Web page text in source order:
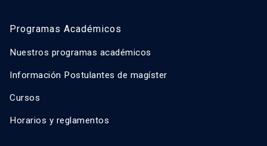
Programas Académicos
Nuestros programas académicos
Información Postulantes de magíster
Cursos
Horarios y reglamentos